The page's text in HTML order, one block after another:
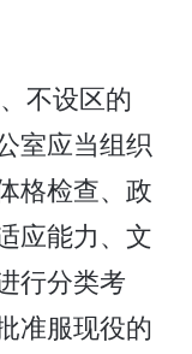
不设区的
室应当组织
格检查、政
应能力、文
行分类考
准服现役的